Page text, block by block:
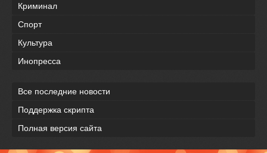
Криминал
Спорт
Культура
Инопресса
Все последние новости
Поддержка скрипта
Полная версия сайта